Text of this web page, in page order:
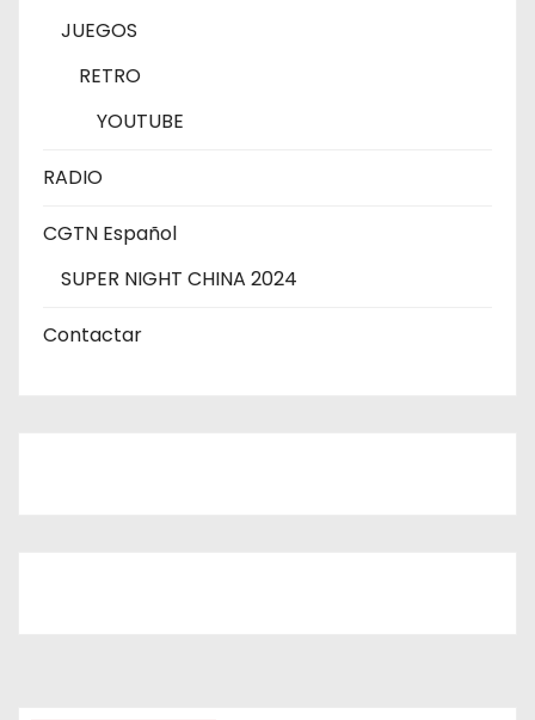
JUEGOS
RETRO
YOUTUBE
RADIO
CGTN Español
SUPER NIGHT CHINA 2024
Contactar